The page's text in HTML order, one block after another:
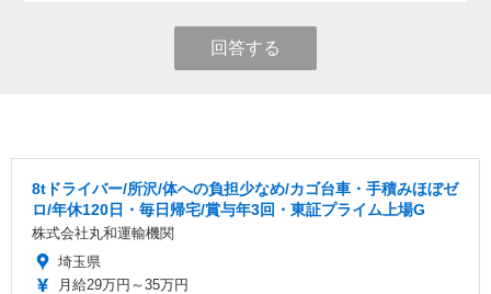
回答する
8tドライバー/所沢/体への負担少なめ/カゴ台車・手積みほぼゼ
ロ/年休120日・毎日帰宅/賞与年3回・東証プライム上場G
株式会社丸和運輸機関
埼玉県
月給29万円～35万円